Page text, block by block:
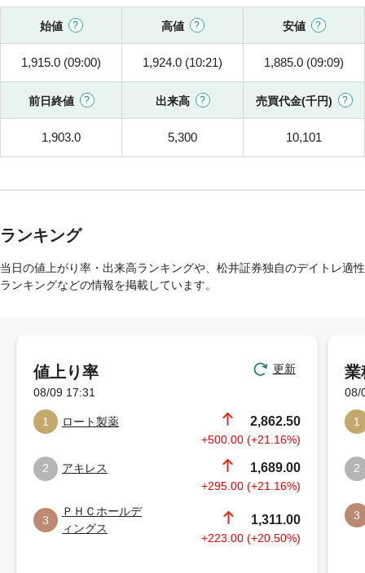
始値 高値 安値
1,915.0 (09:00) 1,924.0 (10:21) 1,885.0 (09:09)
前日終値 出来高 売買代金(千円)
1,903.0 5,300 10,101
ランキング
当日の値上がり率・出来高ランキングや、松井証券独自のデイトレ適性
ランキングなどの情報を掲載しています。